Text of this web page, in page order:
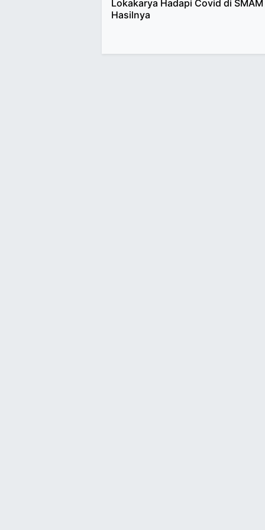
Lokakarya Hadapi Covid di SMAM
Hasilnya